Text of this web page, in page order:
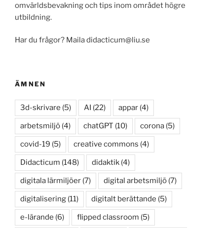
omvärldsbevakning och tips inom området högre
utbildning.
Har du frågor? Maila didacticum@liu.se
ÄMNEN
3d-skrivare (5) AI (22) appar (4)
arbetsmiljö (4) chatGPT (10) corona (5)
covid-19 (5) creative commons (4)
Didacticum (148) didaktik (4)
digitala lärmiljöer (7) digital arbetsmiljö (7)
digitalisering (11) digitalt berättande (5)
e-lärande (6) flipped classroom (5)